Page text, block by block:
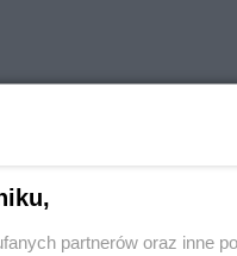
partnerów oraz inne